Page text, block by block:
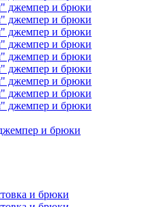
и брюки